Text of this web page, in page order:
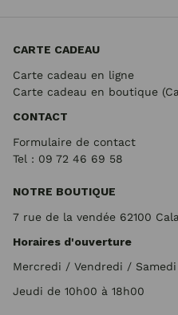
CARTE CADEAU
Carte cadeau en ligne
Carte cadeau en boutique
CONTACT
Formulaire de contact
Tel : 09 72 46 69 58
NOTRE BOUTIQUE
7 rue de la vendée 62100
Horaires d'ouverture
Mercredi / Vendredi /
Jeudi de 10h00 à 18h00